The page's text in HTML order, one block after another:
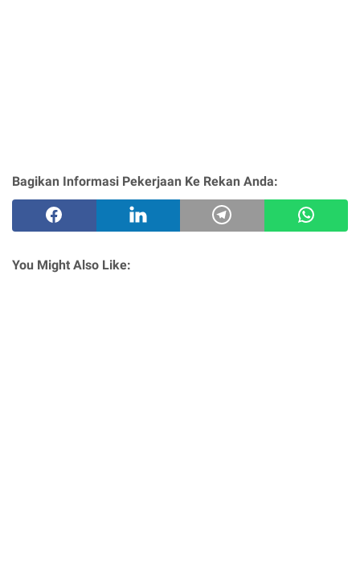
Bagikan Informasi Pekerjaan Ke Rekan Anda:
You Might Also Like: